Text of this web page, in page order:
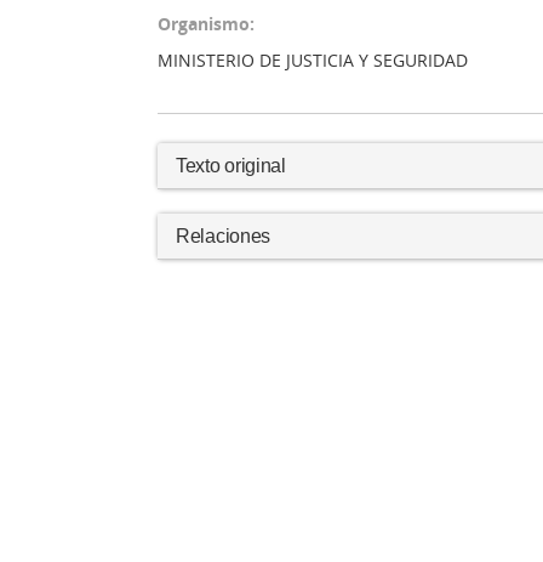
Organismo:
MINISTERIO DE JUSTICIA Y SEGURIDAD
Texto original
Relaciones